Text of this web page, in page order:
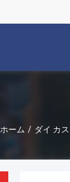
ホーム / ダイ カ